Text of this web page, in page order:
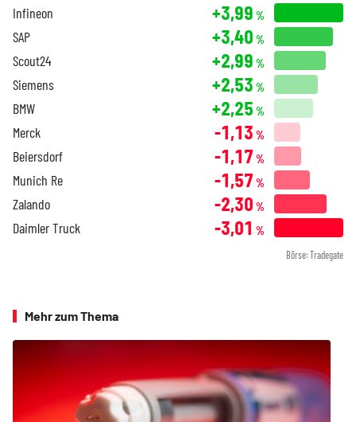
Infineon +3,99 %
SAP +3,40 %
Scout24 +2,99 %
Siemens +2,53 %
BMW +2,25 %
Merck -1,13 %
Beiersdorf -1,17 %
Munich Re -1,57 %
Zalando -2,30 %
Daimler Truck -3,01 %
Börse: Tradegate
Mehr zum Thema